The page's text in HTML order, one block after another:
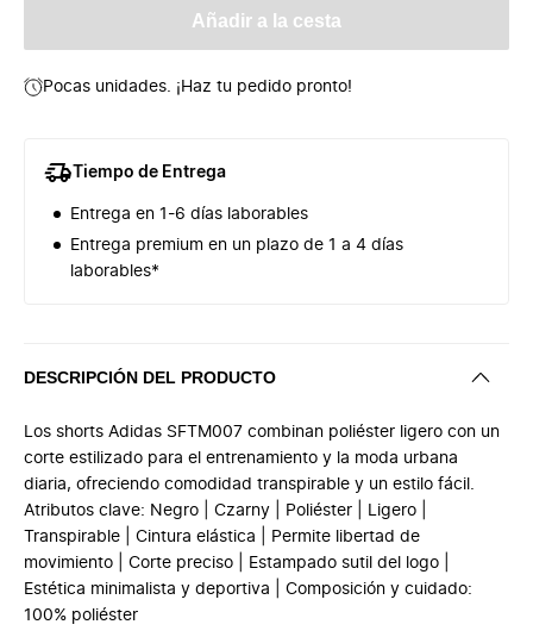
Añadir a la cesta
Pocas unidades. ¡Haz tu pedido pronto!
Tiempo de Entrega
Entrega en 1-6 días laborables
Entrega premium en un plazo de 1 a 4 días
laborables*
DESCRIPCIÓN DEL PRODUCTO
Los shorts Adidas SFTM007 combinan poliéster ligero con un
corte estilizado para el entrenamiento y la moda urbana
diaria, ofreciendo comodidad transpirable y un estilo fácil.
Atributos clave: Negro | Czarny | Poliéster | Ligero |
Transpirable | Cintura elástica | Permite libertad de
movimiento | Corte preciso | Estampado sutil del logo |
Estética minimalista y deportiva | Composición y cuidado:
100% poliéster